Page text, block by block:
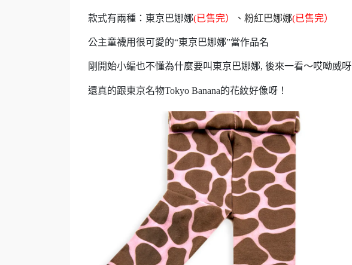
款式有兩種：東京巴娜娜(已售完） 、粉紅巴娜娜(已售完）
公主童襪用很可愛的“東京巴娜娜”當作品名
剛開始小編也不懂為什麼要叫東京巴娜娜, 後來一看～哎呦威呀
還真的跟東京名物Tokyo Banana的花紋好像呀！